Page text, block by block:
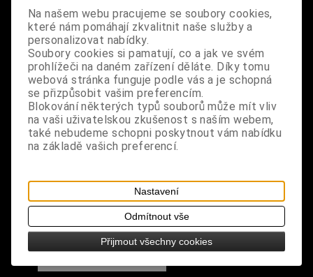
Koupit
Tabulky velikostí: zde
Výrobce: import EU
Katalogové číslo:DOSTNAHBPDA4842
Záruka (měsíců):24
Dotaz na výrobek
Tisk
materiál: polyester, kov
rozměry: délka 34 cm
Na našem webu pracujeme se soubory cookies,
které nám pomáhají zkvalitnit naše služby a
personalizovat nabídky.
Soubory cookies si pamatují, co a jak ve svém
prohlížeči na daném zařízení děláte. Díky tomu
webová stránka funguje podle vás a je schopná
se přizpůsobit vašim preferencím.
Blokování některých typů souborů může mít vliv
na vaši uživatelskou zkušenost s naším webem,
také nebudeme schopni poskytnout vám nabídku
na základě vašich preferencí.
Nastavení
Odmítnout vše
Přijmout všechny cookies